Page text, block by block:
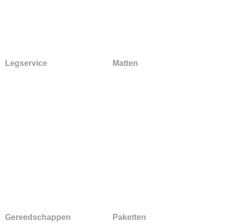
Legservice Matten
Gereedschappen Paketten